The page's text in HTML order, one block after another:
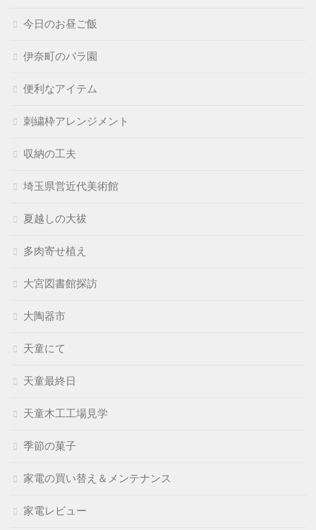
今日のお昼ご飯
伊奈町のバラ園
便利なアイテム
刺繍枠アレンジメント
収納の工夫
埼玉県営近代美術館
夏越しの大祓
多肉寄せ植え
大宮図書館探訪
大陶器市
天童にて
天童最終日
天童木工工場見学
季節の菓子
家電の買い替え＆メンテナンス
家電レビュー